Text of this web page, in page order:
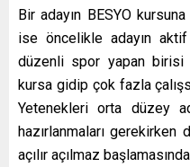
Bir adayın BESYO
ise öncelikle adayın aktif
düzenli spor yapan
kursa gidip çok fazla
Yetenekleri orta düzey
hazırlanmaları gerekirken
açılır açılmaz